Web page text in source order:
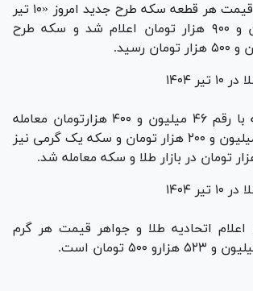
قیمت هر قطعه سکه طرح جدید امروز «۱۰ تیر
۱۴۰۴» ۸۵ میلیون و ۹۰۰ هزار تومان اعلام شد و سکه طرح
هر قطعه نیم‌سکه با رقم ۴۶ میلیون و ۴۰۰ هزارتومان معامله
شد، ربع‌سکه ۲۷ میلیون و ۲۰۰ هزار تومان و سکه یک گرمی نیز
اتحادیه طلا و جواهر قیمت هر گرم